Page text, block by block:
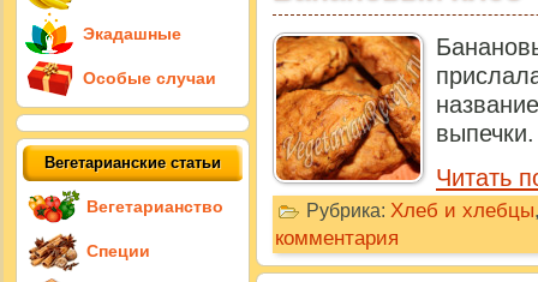
Читать
Рубрика: Хлеб и хлебцы
комментария
Экадашные
Особые случаи
Вегетарианские статьи
Вегетарианство
Специи